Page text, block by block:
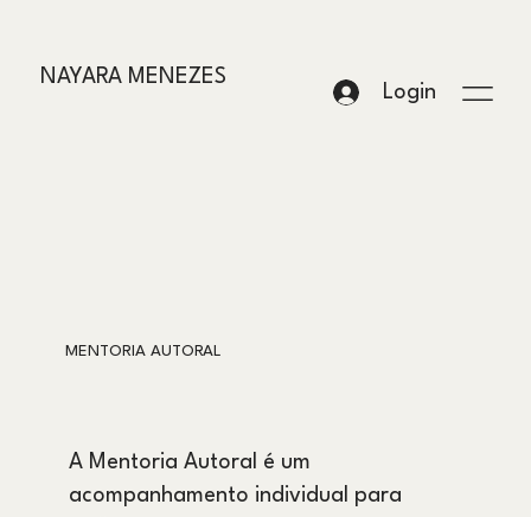
NAYARA MENEZES
Login
MENTORIA AUTORAL
A Mentoria Autoral é um
acompanhamento individual para